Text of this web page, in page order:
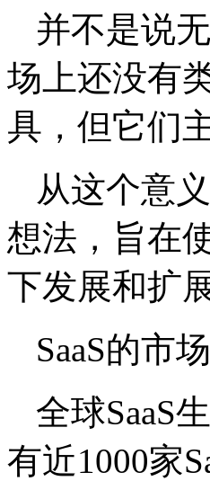
并不是说
场上还没有
具，但它们
从这个意
想法，旨在
下发展和扩
SaaS的市
全球SaaS
有近1000家